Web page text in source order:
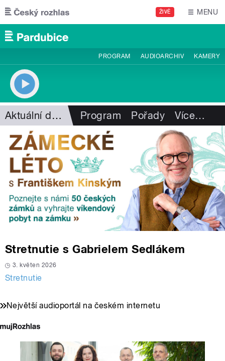
Přejít k hlavnímu obsahu
ŽIVĚ MENU
PROGRAM AUDIOARCHIV KAMERY
Aktuální dění Program Pořady Více…
Stretnutie s Gabrielem Sedlákem
3. květen 2026
Stretnutie
Největší audioportál na českém internetu